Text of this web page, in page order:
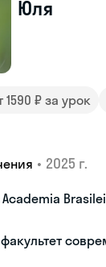
Юля
1590 ₽ за урок
• 2025 г.